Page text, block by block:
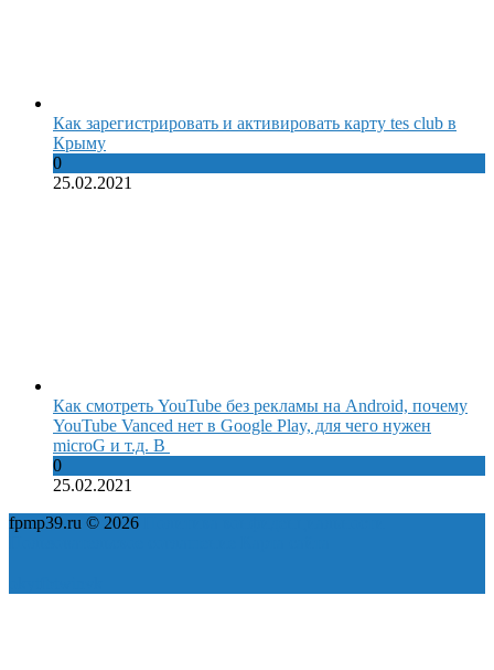
Как зарегистрировать и активировать карту tes club в
Крыму
0
25.02.2021
Как смотреть YouTube без рекламы на Android, почему
YouTube Vanced нет в Google Play, для чего нужен
microG и т.д. В
0
25.02.2021
fpmp39.ru © 2026